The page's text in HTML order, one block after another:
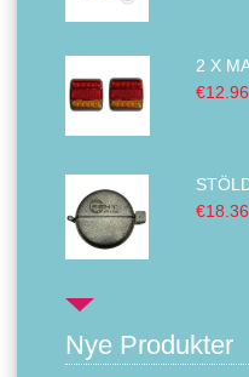
€12.96
€18.36
Nye Produkter